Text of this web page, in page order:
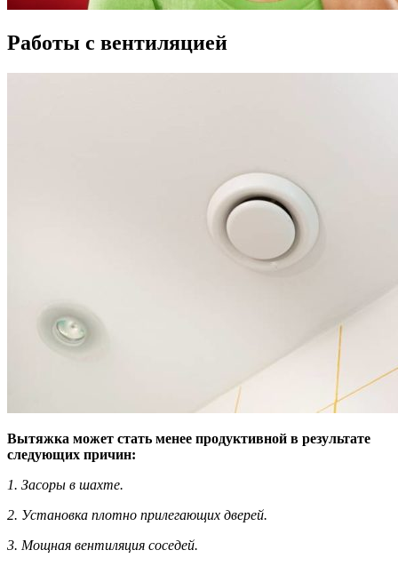
Работы с вентиляцией
Вытяжка может стать менее продуктивной в результате
следующих причин:
1. Засоры в шахте.
2. Установка плотно прилегающих дверей.
3. Мощная вентиляция соседей.